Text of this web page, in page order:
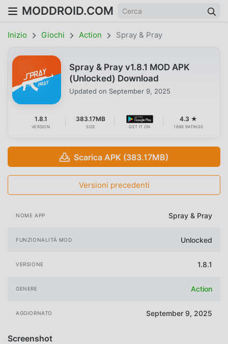
MODDROID.COM
Inizio Giochi Action Spray & Pray
Spray & Pray v1.8.1 MOD APK
(Unlocked) Download
Updated on September 9, 2025
1.8.1
VERSION
383.17MB
SIZE GET IT ON
4.3 ★
1698 RATINGS
Scarica APK (383.17MB)
Versioni precedenti
NOME APP Spray & Pray
FUNZIONALITÀ MOD Unlocked
VERSIONE 1.8.1
GENERE Action
AGGIORNATO September 9, 2025
Screenshot